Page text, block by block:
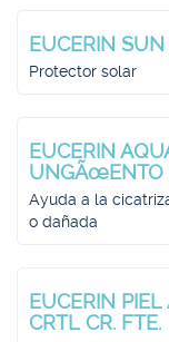
EUCERIN
Protector solar
EUCERIN
UNGÃœENTO
Ayuda a la
o dañada
EUCERIN
CRTL CR. FTE.